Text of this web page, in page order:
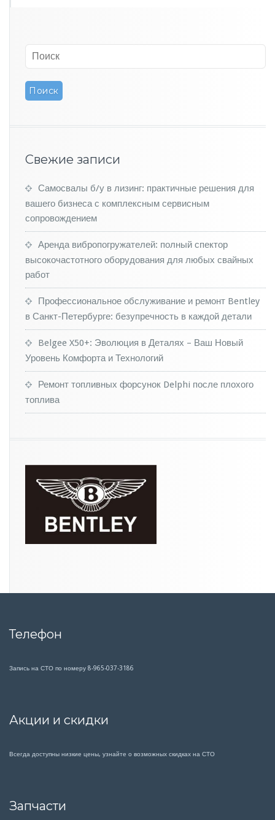
Свежие записи
Самосвалы б/у в лизинг: практичные решения для
вашего бизнеса с комплексным сервисным
сопровождением
Аренда вибропогружателей: полный спектор
высокочастотного оборудования для любых свайных
работ
Профессиональное обслуживание и ремонт Bentley
в Санкт-Петербурге: безупречность в каждой детали
Belgee X50+: Эволюция в Деталях – Ваш Новый
Уровень Комфорта и Технологий
Ремонт топливных форсунок Delphi после плохого
топлива
Телефон
Запись на СТО по номеру 8-965-037-3186
Акции и скидки
Всегда доступны низкие цены, узнайте о возможных скидках на СТО
Запчасти